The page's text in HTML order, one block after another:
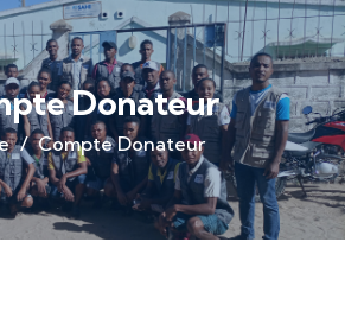
Donateur
Compte Donateur